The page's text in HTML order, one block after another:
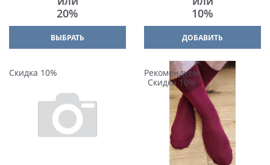
20%
ВЫБРАТЬ
10%
ДОБАВИТЬ
Скидка 10%
Рекомендуем
Скидка 10%